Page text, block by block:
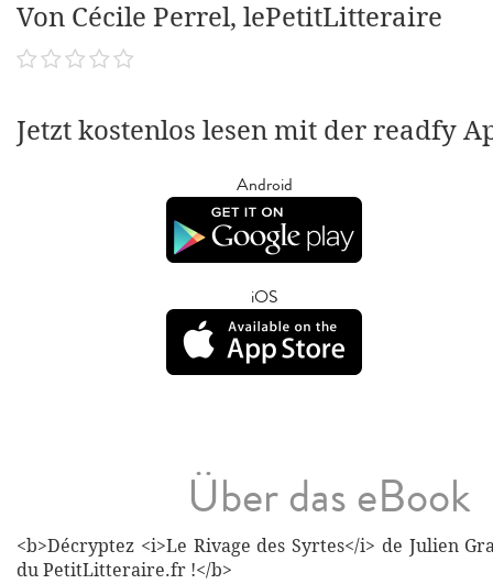
Von Cécile Perrel, lePetitLitteraire
Jetzt kostenlos lesen mit der readfy
Android
iOS
Über das eBook
<b>Décryptez <i>Le Rivage des Syrtes</i> de Julien
du PetitLitteraire.fr !</b>